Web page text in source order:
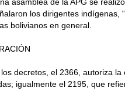
asamblea de la APG se
los dirigentes indígenas,
bolivianos en general.
decretos, el 2366, autoriza
igualmente el 2195, que